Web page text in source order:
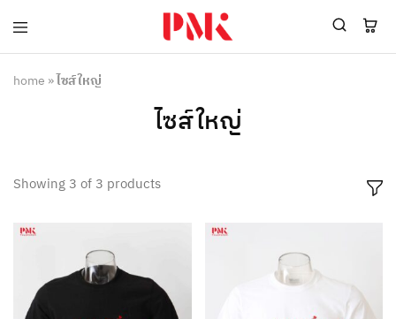
PMK
โปโล
ยูนิฟอร์ม
ผู้
ยูนิฟอร์ม
และ
อุตสาหกรรม
ที่2
home »ไซส์ใหญ่
ไซส์ใหญ่
Showing 3 of 3 products